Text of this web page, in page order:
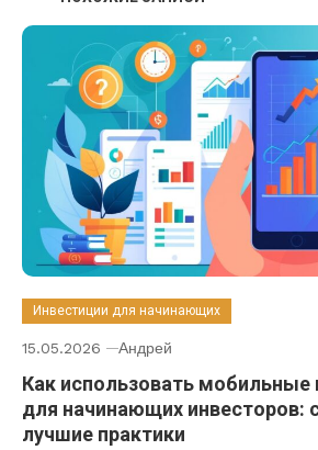
Инвестиции для начинающих
15.05.2026 Андрей
Как использовать мобильные
для начинающих инвесторов:
лучшие практики